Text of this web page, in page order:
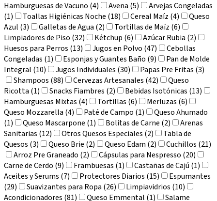
Hamburguesas de Vacuno (4)
Avena (5)
Arvejas Congeladas
(1)
Toallas Higiénicas Noche (18) Cereal Maíz (4)
Queso
Azul (3)
Galletas de Agua (2)
Tortillas de Maíz (6)
Limpiadores de Piso (32)
Kétchup (6)
Azúcar Rubia (2)
Huesos para Perros (13)
Jugos en Polvo (47)
Cebollas
Congeladas (1)
Esponjas y Guantes Baño (9)
Pan de Molde
Integral (10)
Jugos Individuales (30)
Papas Pre Fritas (3)
Shampoos (88)
Cervezas Artesanales (42)
Queso
Ricotta (1)
Snacks Fiambres (2)
Bebidas Isotónicas (13)
Hamburguesas Mixtas (4)
Tortillas (6)
Merluzas (6)
Queso Mozzarella (4)
Paté de Campo (1)
Queso Ahumado
(1)
Queso Mascarpone (1) Bolitas de Carne (2)
Arenas
Sanitarias (12)
Otros Quesos Especiales (2)
Tabla de
Quesos (3)
Queso Brie (2) Queso Edam (2)
Cuchillos (21)
Arroz Pre Graneado (2)
Cápsulas para Nespresso (20)
Carne de Cerdo (9)
Frambuesas (1)
Castañas de Cajú (1)
Aceites y Serums (7)
Protectores Diarios (15)
Espumantes
(29)
Suavizantes para Ropa (26)
Limpiavidrios (10)
Acondicionadores (81)
Queso Emmental (1)
Salame